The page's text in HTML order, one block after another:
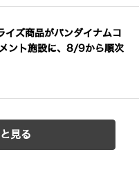
イズ商品がバンダイナムコ
ント施設に、8/9から順次
見る